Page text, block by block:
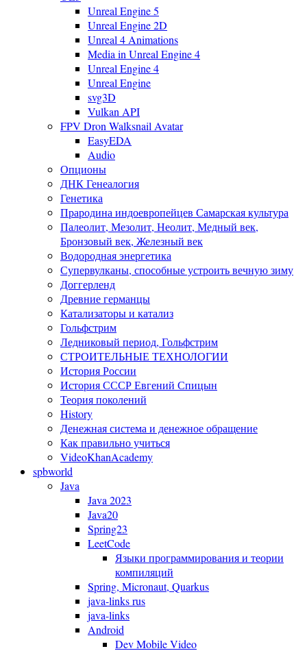
Unreal Engine 5
Unreal Engine 2D
Unreal 4 Animations
Media in Unreal Engine 4
Unreal Engine 4
Unreal Engine
svg3D
Vulkan API
FPV Dron Walksnail Avatar
EasyEDA
Audio
Опционы
ДНК Генеалогия
Генетика
Прародина индоевропейцев Самарская культура
Палеолит, Мезолит, Неолит, Медный век,
Бронзовый век, Железный век
Водородная энергетика
Супервулканы, способные устроить вечную зиму
Доггерленд
Древние германцы
Катализаторы и катализ
Гольфстрим
Ледниковый период, Гольфстрим
СТРОИТЕЛЬНЫЕ ТЕХНОЛОГИИ
История России
История СССР Евгений Спицын
Теория поколений
History
Денежная система и денежное обращение
Как правильно учиться
VideoKhanAcademy
spbworld
Java
Java 2023
Java20
Spring23
LeetCode
Языки программирования и теории
компиляций
Spring, Micronaut, Quarkus
java-links rus
java-links
Android
Dev Mobile Video